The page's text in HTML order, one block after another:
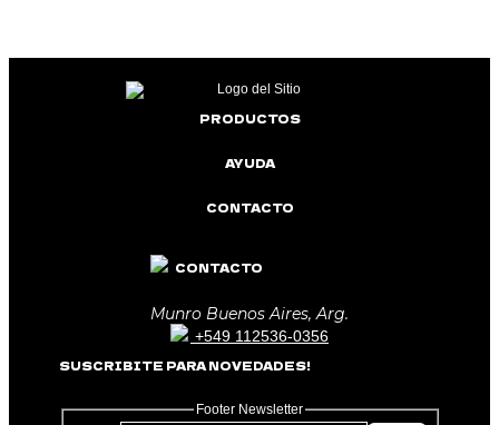
PRODUCTOS
AYUDA
CONTACTO
CONTACTO
Munro Buenos Aires, Arg.
+549 112536-0356
SUSCRIBITE PARA NOVEDADES!
Footer Newsletter